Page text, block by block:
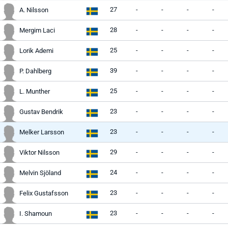
A. Nilsson 27 - - - -
Mergim Laci 28 - - - -
Lorik Ademi 25 - - - -
P. Dahlberg 39 - - - -
L. Munther 25 - - - -
Gustav Bendrik 23 - - - -
Melker Larsson 23 - - - -
Viktor Nilsson 29 - - - -
Melvin Sjöland 24 - - - -
Felix Gustafsson 23 - - - -
I. Shamoun 23 - - - -